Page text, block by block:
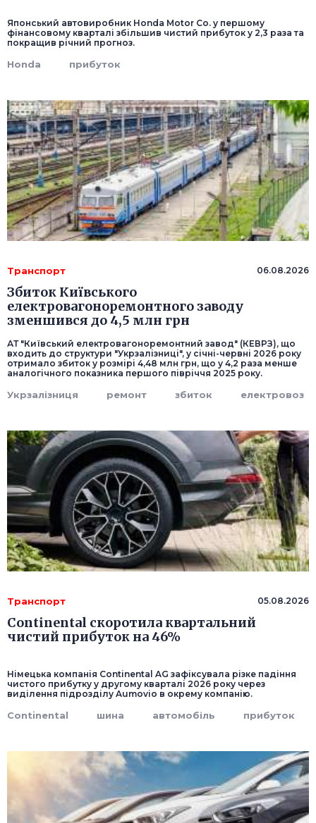
Японський автовиробник Honda Motor Co. у першому
фінансовому кварталі збільшив чистий прибуток у 2,3 раза та
покращив річний прогноз.
Honda прибуток
Транспорт 06.08.2026
Збиток Київського
електровагоноремонтного заводу
зменшився до 4,5 млн грн
АТ "Київський електровагоноремонтний завод" (КЕВРЗ), що
входить до структури "Укрзалізниці", у січні-червні 2026 року
отримало збиток у розмірі 4,48 млн грн, що у 4,2 раза менше
аналогічного показника першого півріччя 2025 року.
Укрзалізниця ремонт збиток електровоз
Транспорт 05.08.2026
Continental скоротила квартальний
чистий прибуток на 46%
Німецька компанія Continental AG зафіксувала різке падіння
чистого прибутку у другому кварталі 2026 року через
виділення підрозділу Aumovio в окрему компанію.
Continental шина автомобіль прибуток